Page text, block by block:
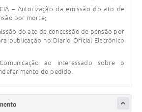
– Autorização da emissão do ato de
por morte;
do ato de concessão de pensão por
publicação no Diario Oficial Eletrônico
Comunicação ao interessado sobre o
do pedido.